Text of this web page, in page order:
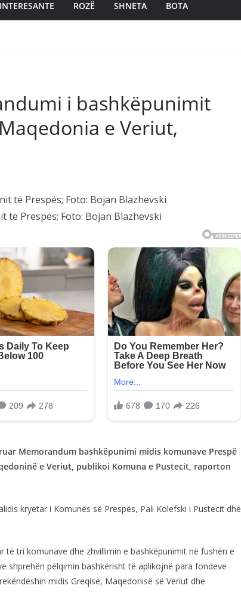
INTERESANTE ROZË SHNETA BOTA
i bashkëpunimit
e Veriut,
të Prespës; Foto: Bojan Blazhevski
Memorandum bashkëpunimi midis komunave Prespë
e Veriut, publikoi Komuna e Pustecit, raporton
kryetar i Komunës së Prespës, Pali Kolefski i Pustecit dhe
të tri komunave dhe zhvillimin e bashkëpunimit në fushën e
shprehën pëlqimin bashkërisht të aplikojnë para fondeve
midis Greqisë, Maqedonisë së Veriut dhe